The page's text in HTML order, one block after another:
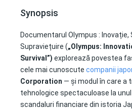
Synopsis
Documentarul Olympus : Inovație,
Supraviețuire („Olympus:
Survival”) explorează povestea
cele mai cunoscute companii
Corporation — și modul în care a
tehnologice spectaculoase la
scandaluri financiare din istoria